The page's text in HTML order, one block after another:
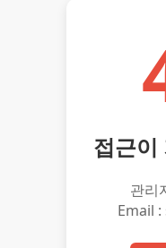
접근이
관리
Email